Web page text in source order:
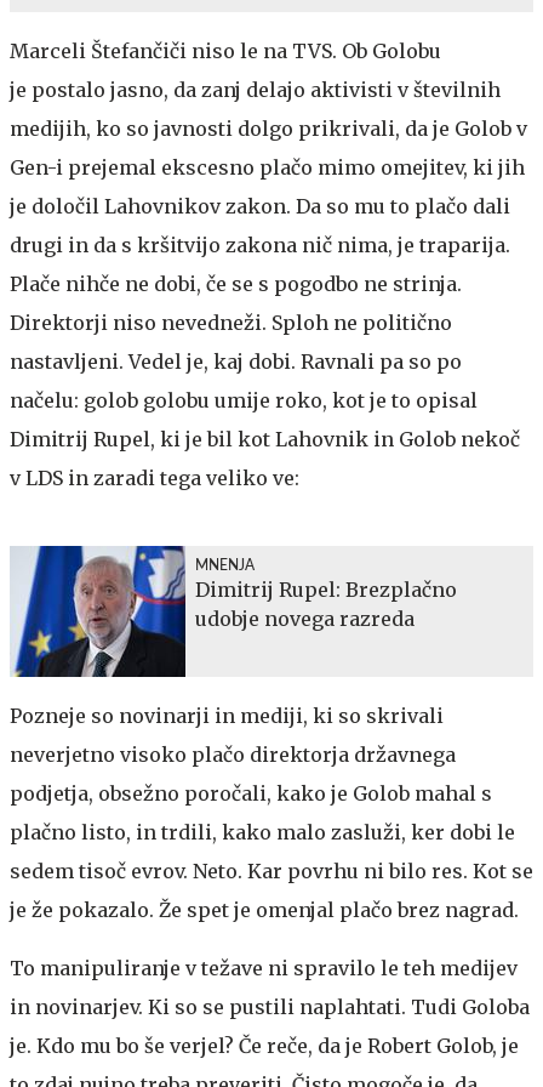
Marceli Štefančiči niso le na TVS. Ob Golobu
je postalo jasno, da zanj delajo aktivisti v številnih
medijih, ko so javnosti dolgo prikrivali, da je Golob v
Gen-i prejemal ekscesno plačo mimo omejitev, ki jih
je določil Lahovnikov zakon. Da so mu to plačo dali
drugi in da s kršitvijo zakona nič nima, je traparija.
Plače nihče ne dobi, če se s pogodbo ne strinja.
Direktorji niso nevedneži. Sploh ne politično
nastavljeni. Vedel je, kaj dobi. Ravnali pa so po
načelu: golob golobu umije roko, kot je to opisal
Dimitrij Rupel, ki je bil kot Lahovnik in Golob nekoč
v LDS in zaradi tega veliko ve:
MNENJA
Dimitrij Rupel: Brezplačno
udobje novega razreda
Pozneje so novinarji in mediji, ki so skrivali
neverjetno visoko plačo direktorja državnega
podjetja, obsežno poročali, kako je Golob mahal s
plačno listo, in trdili, kako malo zasluži, ker dobi le
sedem tisoč evrov. Neto. Kar povrhu ni bilo res. Kot se
je že pokazalo. Že spet je omenjal plačo brez nagrad.
To manipuliranje v težave ni spravilo le teh medijev
in novinarjev. Ki so se pustili naplahtati. Tudi Goloba
je. Kdo mu bo še verjel? Če reče, da je Robert Golob, je